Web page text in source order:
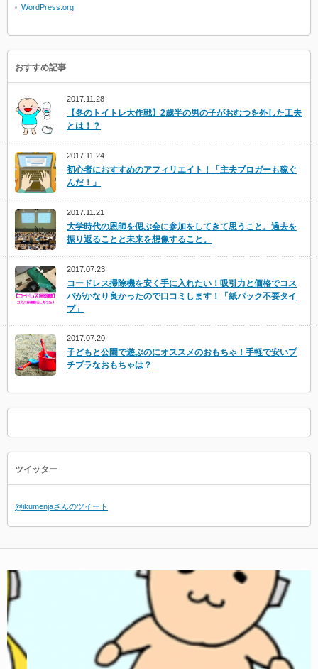
WordPress.org
おすすめ記事
2017.11.28
【冬のトイトレ大作戦】2歳半の男の子がおむつを外した工夫
とは！？
2017.11.24
初心者におすすめのアフィリエイト！「主夫ブロガーも稼ぐ
んだ！」
2017.11.21
大学時代の恩師を偲ぶ会に参加をしてきて思うこと。過去を
振り返ることと未来を想像すること。
2017.07.23
コードレス掃除機を安く手に入れたい！吸引力と価格でコス
パがかなり良かったので口コミします！「紙パック不要タイ
プ」
2017.07.20
子どもと公園で遊ぶのにオススメのおもちゃ！手軽で安いプ
チプラなおもちゃは？
ツイッター
@ikumenjaさんのツイート